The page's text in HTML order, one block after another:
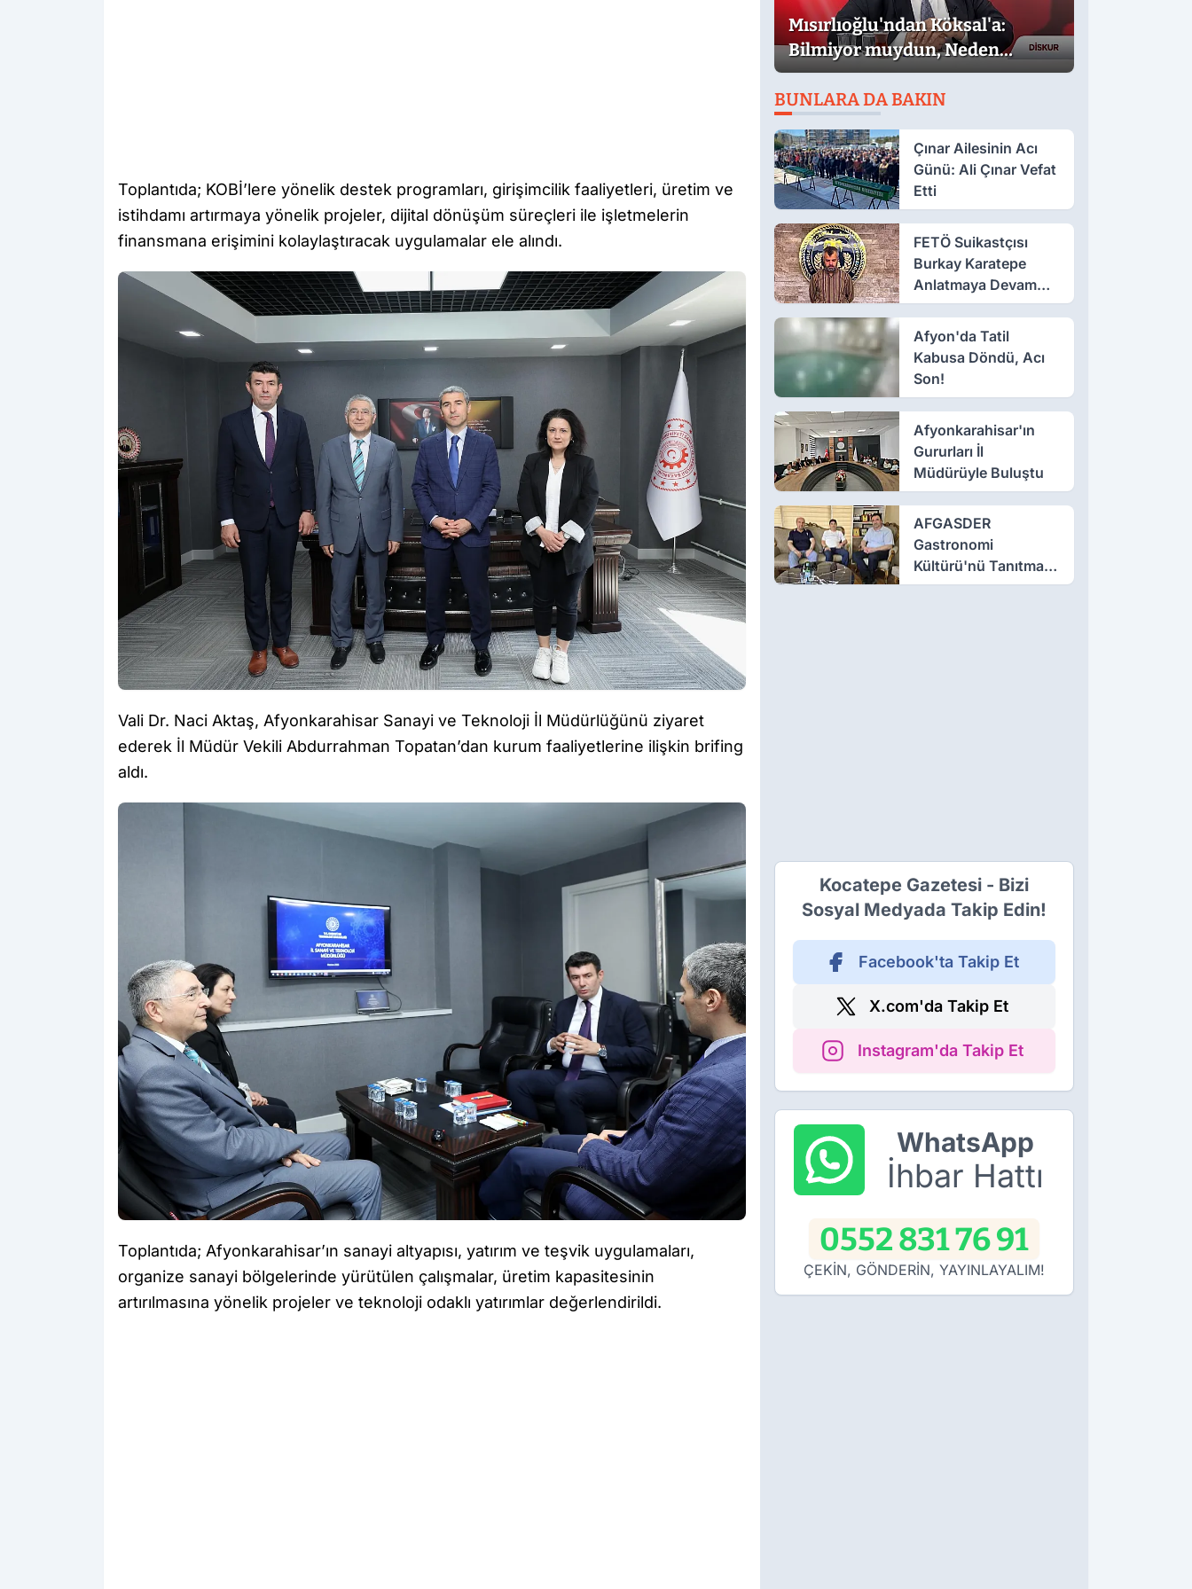
Toplantıda; KOBİ’lere yönelik destek programları, girişimcilik faaliyetleri, üretim ve
istihdamı artırmaya yönelik projeler, dijital dönüşüm süreçleri ile işletmelerin
finansmana erişimini kolaylaştıracak uygulamalar ele alındı.
Vali Dr. Naci Aktaş, Afyonkarahisar Sanayi ve Teknoloji İl Müdürlüğünü ziyaret
ederek İl Müdür Vekili Abdurrahman Topatan’dan kurum faaliyetlerine ilişkin brifing
aldı.
Toplantıda; Afyonkarahisar’ın sanayi altyapısı, yatırım ve teşvik uygulamaları,
organize sanayi bölgelerinde yürütülen çalışmalar, üretim kapasitesinin
artırılmasına yönelik projeler ve teknoloji odaklı yatırımlar değerlendirildi.
Mısırlıoğlu'ndan Köksal'a:
Bilmiyor muydun, Neden
Muhalefet Adayı Oldun?
BUNLARA DA BAKIN
Çınar Ailesinin Acı
Günü: Ali Çınar Vefat
Etti
FETÖ Suikastçısı
Burkay Karatepe
Anlatmaya Devam
Ediyor: Suikast İçin
Gittim
Afyon'da Tatil
Kabusa Döndü, Acı
Son!
Afyonkarahisar'ın
Gururları İl
Müdürüyle Buluştu
AFGASDER
Gastronomi
Kültürü'nü Tanıtmak
İçin Çalışıyor
Kocatepe Gazetesi - Bizi
Sosyal Medyada Takip Edin!
Facebook'ta Takip Et
X.com'da Takip Et
Instagram'da Takip Et
WhatsApp
İhbar Hattı
0552 831 76 91
ÇEKİN, GÖNDERİN, YAYINLAYALIM!